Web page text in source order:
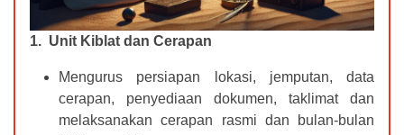
1. Unit Kiblat dan Cerapan
Mengurus persiapan lokasi, jemputan, data
cerapan, penyediaan dokumen, taklimat dan
melaksanakan cerapan rasmi dan bulan-bulan